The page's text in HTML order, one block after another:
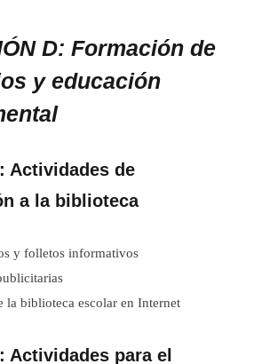
D: Formación de
y educación
Actividades de
a la biblioteca
y folletos informativos
la biblioteca escolar en Internet
Actividades para el